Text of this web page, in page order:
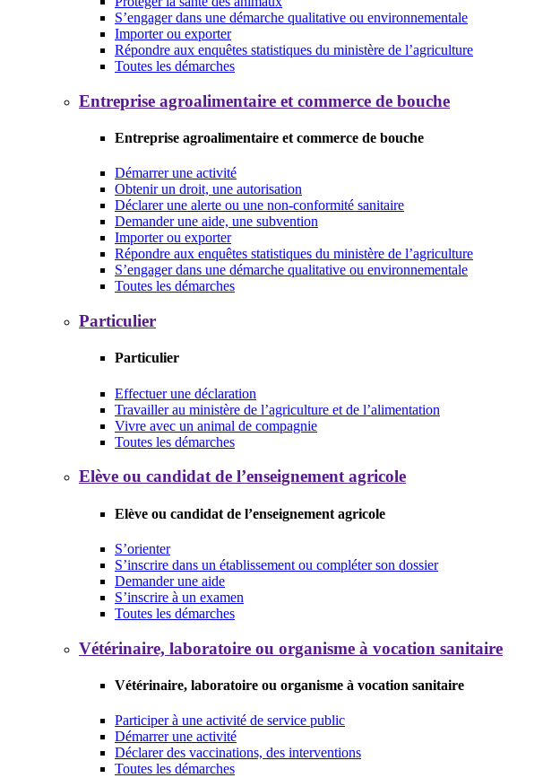
S’engager dans une démarche qualitative ou environnementale
Importer ou exporter
Répondre aux enquêtes statistiques du ministère de l’agriculture
Toutes les démarches
Entreprise agroalimentaire et commerce de bouche
Entreprise agroalimentaire et commerce de bouche
Démarrer une activité
Obtenir un droit, une autorisation
Déclarer une alerte ou une non-conformité sanitaire
Demander une aide, une subvention
Importer ou exporter
Répondre aux enquêtes statistiques du ministère de l’agriculture
S’engager dans une démarche qualitative ou environnementale
Toutes les démarches
Particulier
Particulier
Effectuer une déclaration
Travailler au ministère de l’agriculture et de l’alimentation
Vivre avec un animal de compagnie
Toutes les démarches
Elève ou candidat de l’enseignement agricole
Elève ou candidat de l’enseignement agricole
S’orienter
S’inscrire dans un établissement ou compléter son dossier
Demander une aide
S’inscrire à un examen
Toutes les démarches
Vétérinaire, laboratoire ou organisme à vocation sanitaire
Vétérinaire, laboratoire ou organisme à vocation sanitaire
Participer à une activité de service public
Démarrer une activité
Déclarer des vaccinations, des interventions
Toutes les démarches